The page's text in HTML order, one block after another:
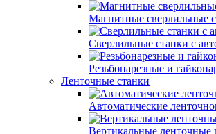
Магнитные сверлильные
Сверлильные станки с
Резьбонарезные и
Ленточные станки
Автоматические
Вертикальные ленточные